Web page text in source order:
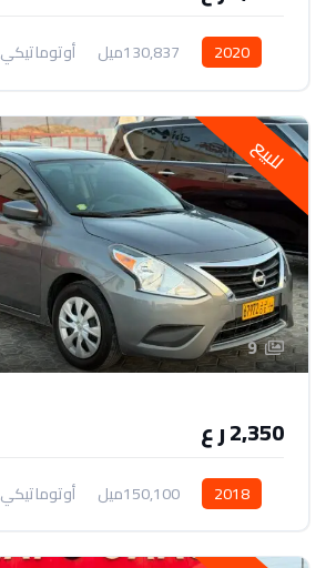
2020 130,837ميل أوتوماتيكي
دفع رباعي
للبيع
9
2,350 ر ع
2018 150,100ميل أوتوماتيكي